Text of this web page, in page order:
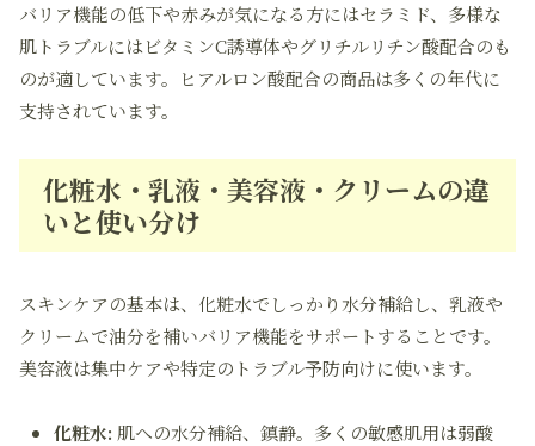
バリア機能の低下や赤みが気になる方にはセラミド、多様な
肌トラブルにはビタミンC誘導体やグリチルリチン酸配合のも
のが適しています。ヒアルロン酸配合の商品は多くの年代に
支持されています。
化粧水・乳液・美容液・クリームの違
いと使い分け
スキンケアの基本は、化粧水でしっかり水分補給し、乳液や
クリームで油分を補いバリア機能をサポートすることです。
美容液は集中ケアや特定のトラブル予防向けに使います。
化粧水: 肌への水分補給、鎮静。多くの敏感肌用は弱酸